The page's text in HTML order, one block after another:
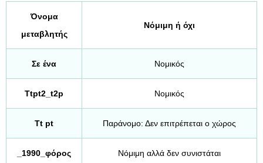
Όνομα
μεταβλητής
Νόμιμη ή όχι
Σε ένα Νομικός
Ttpt2_t2p Νομικός
Tt pt Παράνομο: Δεν επιτρέπεται ο χώρος
_1990_φόρος Νόμιμη αλλά δεν συνιστάται